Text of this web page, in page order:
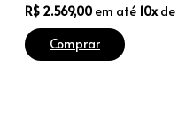
R$ 2.569,00em até 10xde
Comprar